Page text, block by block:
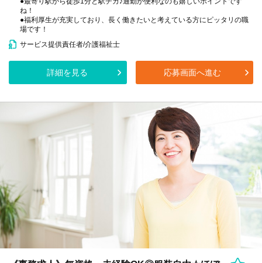
ね！
●福利厚生が充実しており、長く働きたいと考えている方にピッタリの職
場です！
サービス提供責任者/介護福祉士
詳細を見る 応募画面へ進む